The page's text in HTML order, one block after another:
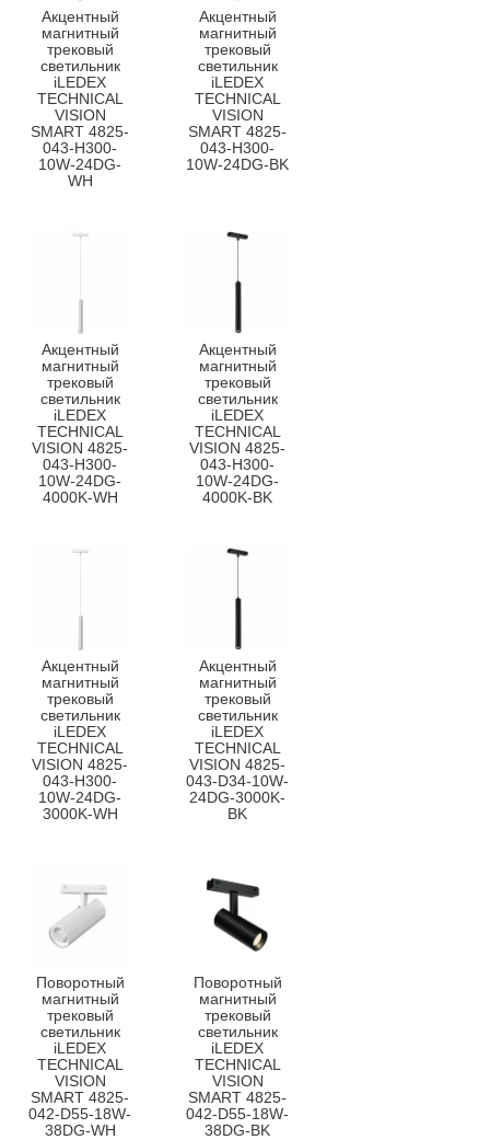
Акцентный
магнитный
трековый
светильник
iLEDEX
TECHNICAL
VISION
SMART 4825-
043-H300-
10W-24DG-
WH
Акцентный
магнитный
трековый
светильник
iLEDEX
TECHNICAL
VISION
SMART 4825-
043-H300-
10W-24DG-BK
Акцентный
магнитный
трековый
светильник
iLEDEX
TECHNICAL
VISION 4825-
043-H300-
10W-24DG-
4000K-WH
Акцентный
магнитный
трековый
светильник
iLEDEX
TECHNICAL
VISION 4825-
043-H300-
10W-24DG-
4000K-BK
Акцентный
магнитный
трековый
светильник
iLEDEX
TECHNICAL
VISION 4825-
043-H300-
10W-24DG-
3000K-WH
Акцентный
магнитный
трековый
светильник
iLEDEX
TECHNICAL
VISION 4825-
043-D34-10W-
24DG-3000K-
BK
Поворотный
магнитный
трековый
светильник
iLEDEX
TECHNICAL
VISION
SMART 4825-
042-D55-18W-
38DG-WH
Поворотный
магнитный
трековый
светильник
iLEDEX
TECHNICAL
VISION
SMART 4825-
042-D55-18W-
38DG-BK